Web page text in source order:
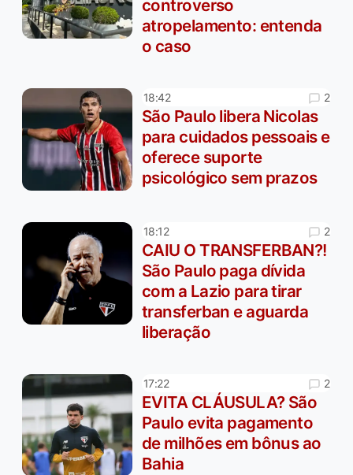
controverso
atropelamento: entenda
o caso
18:42 2
São Paulo libera Nicolas
para cuidados pessoais e
oferece suporte
psicológico sem prazos
18:12 2
CAIU O TRANSFERBAN?!
São Paulo paga dívida
com a Lazio para tirar
transferban e aguarda
liberação
17:22 2
EVITA CLÁUSULA? São
Paulo evita pagamento
de milhões em bônus ao
Bahia